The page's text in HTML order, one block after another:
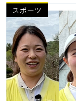
スポーツ